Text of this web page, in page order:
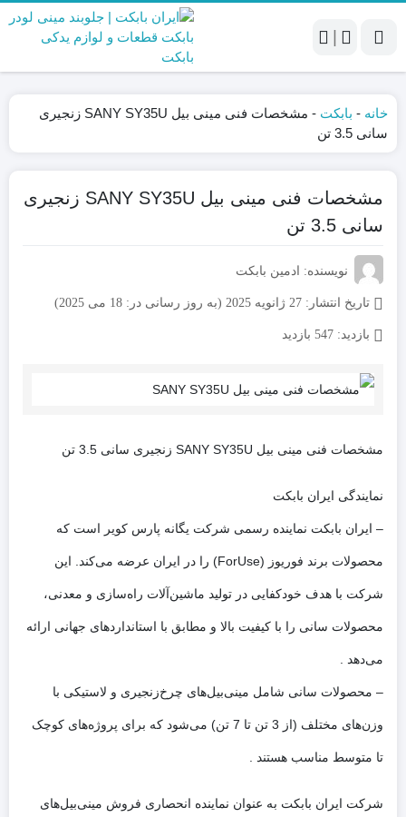
خانه - بابکت -
مشخصات فنی مینی بیل SANY SY35U زنجیری
سانی 3.5 تن
مشخصات فنی مینی بیل SANY SY35U زنجیری
سانی 3.5 تن
نویسنده: ادمین بابکت
تاریخ انتشار: 27 ژانویه 2025 (به روز رسانی در: 18 می 2025)
بازدید: 547 بازدید
مشخصات فنی مینی بیل SANY SY35U زنجیری سانی 3.5 تن
نمایندگی ایران بابکت
– ایران بابکت نماینده رسمی شرکت یگانه پارس کویر است که
محصولات برند فوریوز (ForUse) را در ایران عرضه می‌کند. این
شرکت با هدف خودکفایی در تولید ماشین‌آلات راه‌سازی و معدنی،
محصولات سانی را با کیفیت بالا و مطابق با استانداردهای جهانی ارائه
می‌دهد .
– محصولات سانی شامل مینی‌بیل‌های چرخ‌زنجیری و لاستیکی با
وزن‌های مختلف (از 3 تن تا 7 تن) می‌شود که برای پروژه‌های کوچک
تا متوسط مناسب هستند .
شرکت ایران بابکت به عنوان نماینده انحصاری فروش مینی‌بیل‌های